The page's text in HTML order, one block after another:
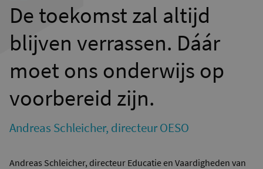
De toekomst zal altijd
blijven verrassen. Dáár
moet ons onderwijs op
voorbereid zijn.
Andreas Schleicher, directeur OESO
Andreas Schleicher, directeur Educatie en Vaardigheden van